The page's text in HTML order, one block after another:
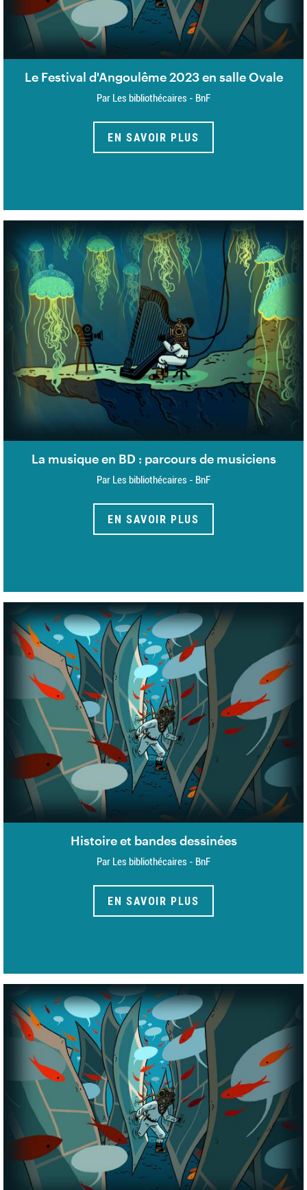
Le Festival d'Angoulême 2023 en salle Ovale
Par Les bibliothécaires - BnF
EN SAVOIR PLUS
La musique en BD : parcours de musiciens
Par Les bibliothécaires - BnF
EN SAVOIR PLUS
Histoire et bandes dessinées
Par Les bibliothécaires - BnF
EN SAVOIR PLUS